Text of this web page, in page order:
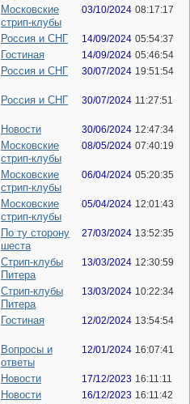
Московские
стрип-клубы
03/10/2024 08:17:17
Россия и СНГ 14/09/2024 05:54:37
Гостиная 14/09/2024 05:46:54
Россия и СНГ 30/07/2024 19:51:54
Россия и СНГ 30/07/2024 11:27:51
Новости 30/06/2024 12:47:34
Московские
стрип-клубы
08/05/2024 07:40:19
Московские
стрип-клубы
06/04/2024 05:20:35
Московские
стрип-клубы
05/04/2024 12:01:43
По ту сторону
шеста
27/03/2024 13:52:35
Стрип-клубы
Питера
13/03/2024 12:30:59
Стрип-клубы
Питера
13/03/2024 10:22:34
Гостиная 12/02/2024 13:54:54
Вопросы и
ответы
12/01/2024 16:07:41
Новости 17/12/2023 16:11:11
Новости 16/12/2023 16:11:42